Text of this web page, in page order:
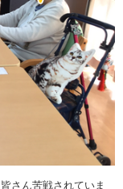
さん苦戦されていま